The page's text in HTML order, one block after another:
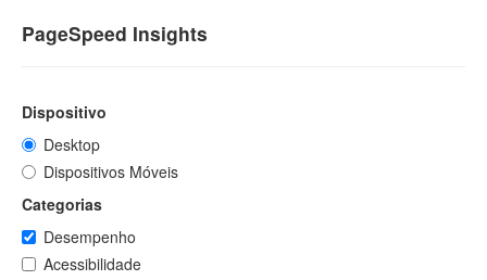
PageSpeed Insights
Dispositivo
Desktop
Dispositivos Móveis
Categorias
Desempenho
Acessibilidade